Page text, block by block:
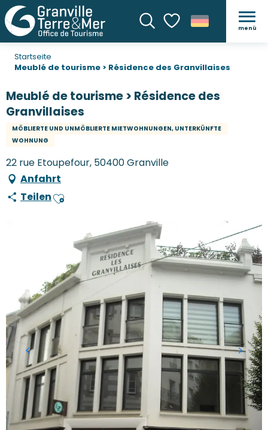
SucheVoir les favoris
menü
Startseite
Meublé de tourisme > Résidence des Granvillaises
Meublé de tourisme > Résidence des
Granvillaises
MÖBLIERTE UND UNMÖBLIERTE MIETWOHNUNGEN, UNTERKÜNFTE
WOHNUNG
22 rue Etoupefour, 50400 Granville
Anfahrt
TeilenAjouter aux favoris